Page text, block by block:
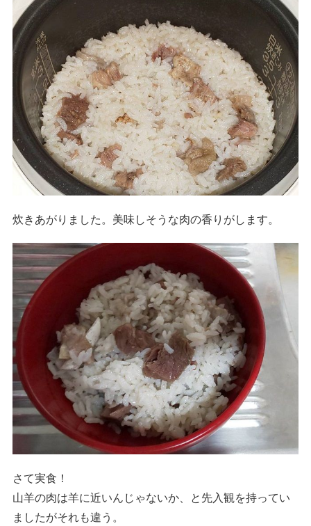
炊きあがりました。美味しそうな肉の香りがします。
さて実食！
山羊の肉は羊に近いんじゃないか、と先入観を持ってい
ましたがそれも違う。